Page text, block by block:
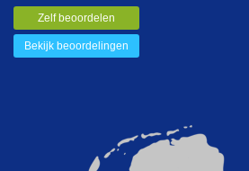
Zelf beoordelen
Bekijk beoordelingen